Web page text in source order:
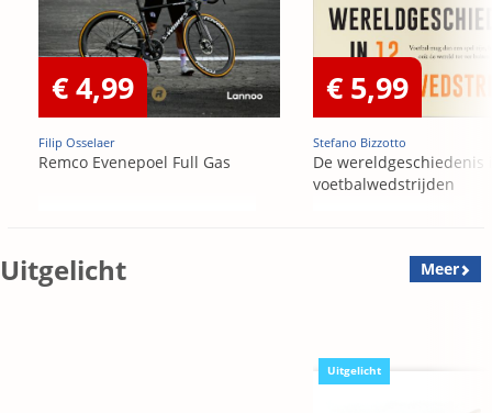
€ 4,99
Filip Osselaer
Remco Evenepoel Full Gas
€ 5,99
Stefano Bizzotto
De wereldgeschiedenis
voetbalwedstrijden
Uitgelicht Meer
Uitgelicht